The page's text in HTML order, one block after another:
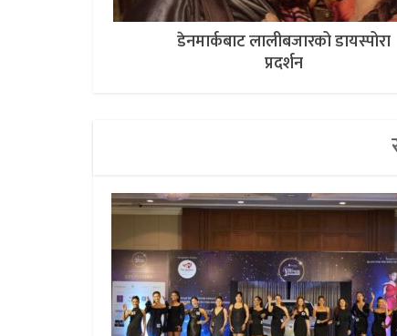
डेनमार्कबाट लालीबजारको डायस्पोरा
प्रदर्शन